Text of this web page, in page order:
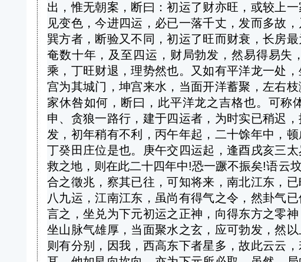
出，惟无朝案，断曰：初运了财亦旺，或较上
见变色，今进四运，必已一落千丈，发而多故
巽方者，断验又不同，初运了旺而财衰，长房
奄数十年，及至四运，财局勃发，然易得易失
乘，丁旺财退，理势然也。又如有平洋龙一处
宫为其城门，坤宫来水，当面开洋蓄聚，左右
家休咎如何，断曰，此平洋龙之吉格也。可称
申、贪狼一路行，建于四运者，为时实已稍迟
发，初年稍有不利，丙午年起，二十馀年中，
丁癸田庄位是也。庚午交四运起，逢酉戌亥三
救之地，则在此二十四年中!恐一蹶不振矣!语云
合之徵兆，察其已往，可知将来，南北江东，
八九运，江南江东，虽尚有得气之令，然卦气
言之，坐兑为下元初运之正神，向得东方之零
坐山脉气雄厚，当面聚水之玄，应可勃发，然
则有分别，因我，西高东下者星多，故此云云